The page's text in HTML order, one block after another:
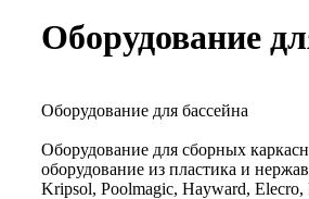
Оборудование
Оборудование для бассейна
Оборудование для сборных
оборудование из пластика и
Kripsol, Poolmagic, Hayward,